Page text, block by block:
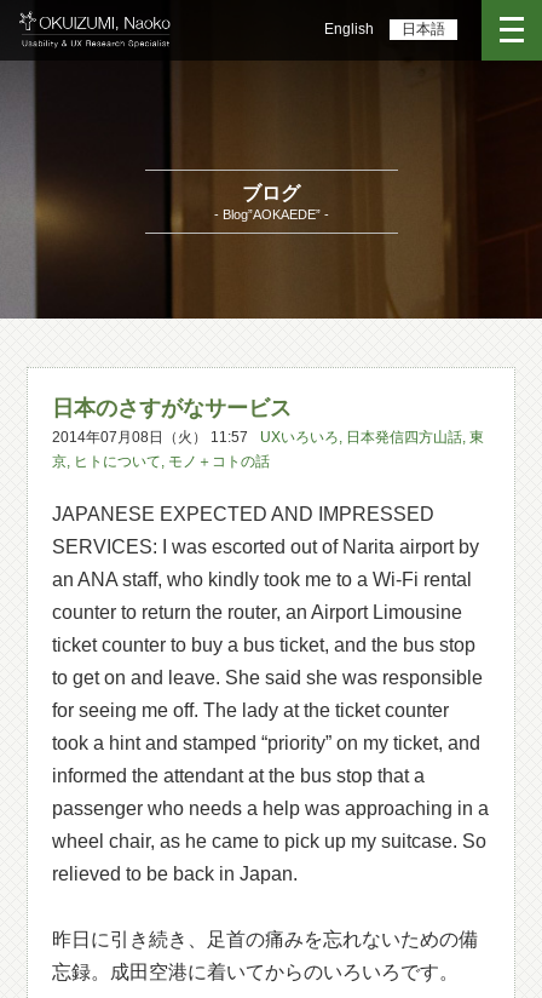
English 日本語
ブログ
- Blog”AOKAEDE” -
日本のさすがなサービス
2014年07月08日（火） 11:57 UXいろいろ, 日本発信四方山話,東
京, ヒトについて, モノ＋コトの話
JAPANESE EXPECTED AND IMPRESSED
SERVICES: I was escorted out of Narita airport by
an ANA staff, who kindly took me to a Wi-Fi rental
counter to return the router, an Airport Limousine
ticket counter to buy a bus ticket, and the bus stop
to get on and leave. She said she was responsible
for seeing me off. The lady at the ticket counter
took a hint and stamped “priority” on my ticket, and
informed the attendant at the bus stop that a
passenger who needs a help was approaching in a
wheel chair, as he came to pick up my suitcase. So
relieved to be back in Japan.
昨日に引き続き、足首の痛みを忘れないための備
忘録。成田空港に着いてからのいろいろです。